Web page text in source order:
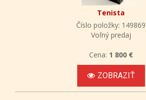
Tenista
Číslo položky: 149869
Voľný predaj
Cena: 1 800 €
ZOBRAZIŤ